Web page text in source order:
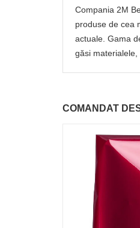
Compania 2M
produse de cea
actuale. Gama
găsi materialele,
COMANDAT